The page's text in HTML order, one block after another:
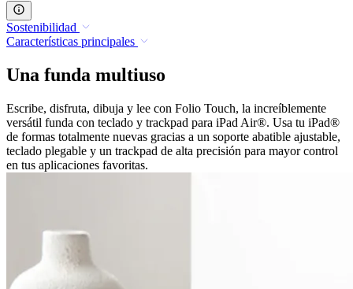
Sostenibilidad
Características principales
Una funda multiuso
Escribe, disfruta, dibuja y lee con Folio Touch, la increíblemente
versátil funda con teclado y trackpad para iPad Air®. Usa tu iPad®
de formas totalmente nuevas gracias a un soporte abatible ajustable,
teclado plegable y un trackpad de alta precisión para mayor control
en tus aplicaciones favoritas.